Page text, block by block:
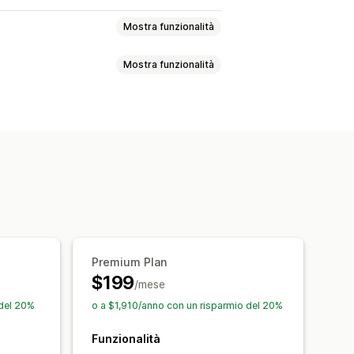
Mostra funzionalità
Mostra funzionalità
Suggerimenti di ottimizzazione
20%
Premium Plan
$199/mese
o a $1,910/anno con un risparmio del 20%
Funzionalità